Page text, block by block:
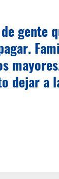
gente
dejar a